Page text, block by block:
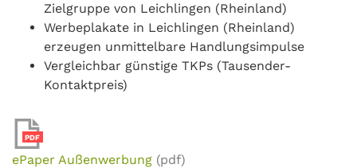
Zielgruppe von Leichlingen (Rheinland)
Werbeplakate in Leichlingen (Rheinland)
erzeugen unmittelbare Handlungsimpulse
Vergleichbar günstige TKPs (Tausender-
Kontaktpreis)
PDF
ePaper Außenwerbung (pdf)